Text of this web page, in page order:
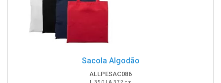
Sacola Algodão
ALLPESAC086